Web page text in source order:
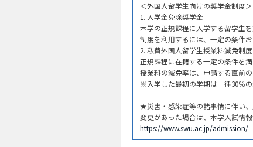
＜外国人留学生向けの奨学金制度＞
1. 入学金免除奨学金
本学の正規課程に入学する留学生
制度を利用するには、一定の条件
2. 私費外国人留学生授業料減免制度
正規課程に在籍する一定の条件を
授業料の減免率は、申請する直前の
※入学した最初の学期は一律30％の
★災害・感染症等の諸事情に伴い、
変更があった場合は、本学入試情
https://www.swu.ac.jp/admission/